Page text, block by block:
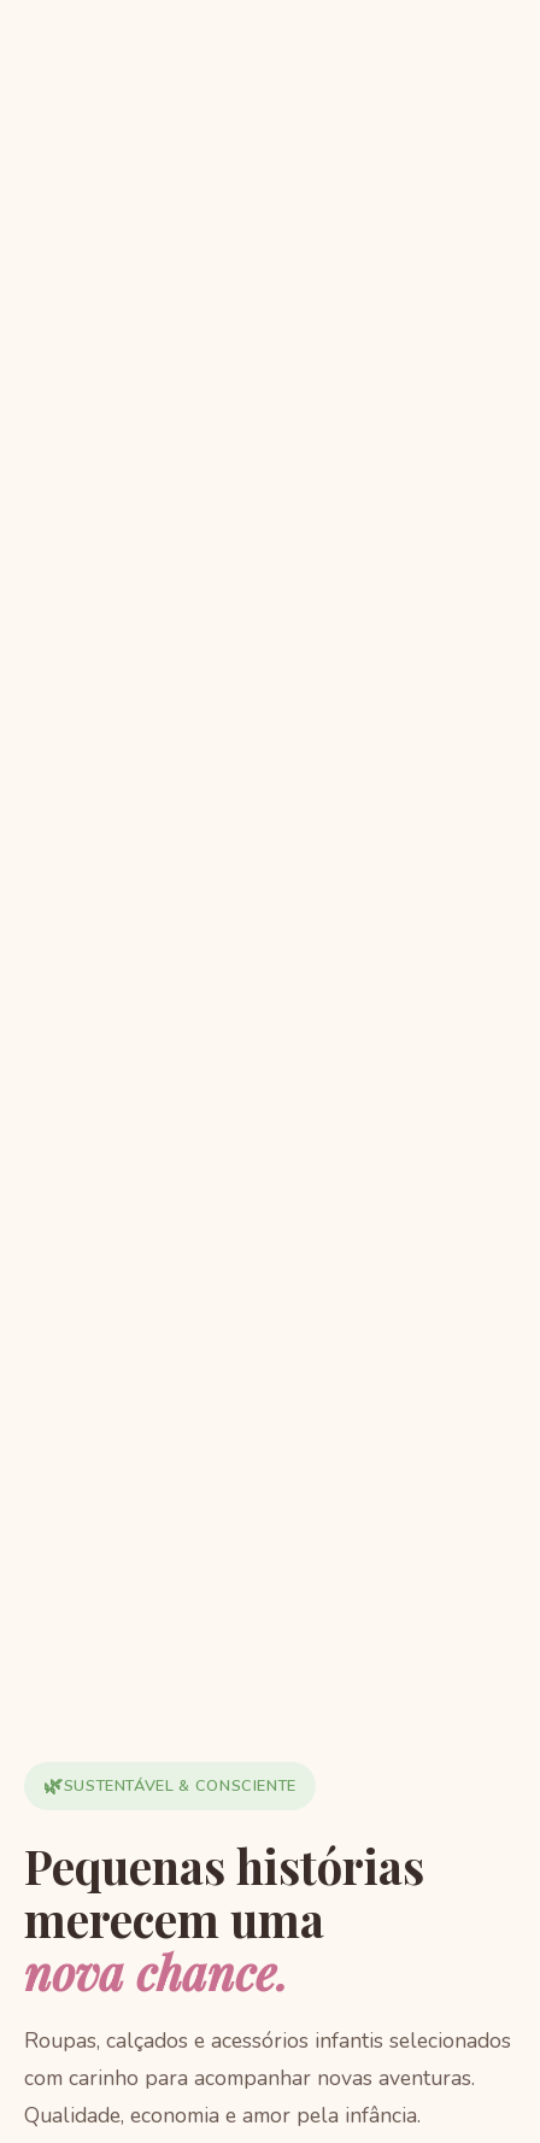
🌿SUSTENTÁVEL & CONSCIENTE
Pequenas histórias
merecem uma
nova chance.
Roupas, calçados e acessórios infantis selecionados
com carinho para acompanhar novas aventuras.
Qualidade, economia e amor pela infância.